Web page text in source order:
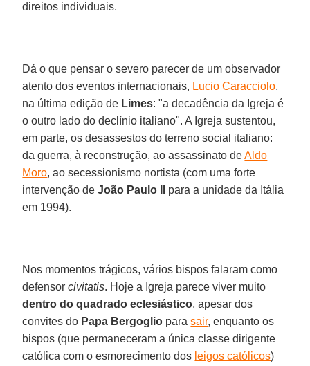
direitos individuais.
Dá o que pensar o severo parecer de um observador
atento dos eventos internacionais, Lucio Caracciolo,
na última edição de Limes: "a decadência da Igreja é
o outro lado do declínio italiano". A Igreja sustentou,
em parte, os desassestos do terreno social italiano:
da guerra, à reconstrução, ao assassinato deAldo
Moro, ao secessionismo nortista (com uma forte
intervenção deJoão Paulo II
para a unidade da Itália
em 1994).
Nos momentos trágicos, vários bispos falaram como
defensorcivitatis. Hoje a Igreja parece viver muito
dentro do quadrado eclesiástico, apesar dos
convites do Papa Bergoglio parasair, enquanto os
bispos (que permaneceram a única classe dirigente
católica com o esmorecimento dos leigos católicos)